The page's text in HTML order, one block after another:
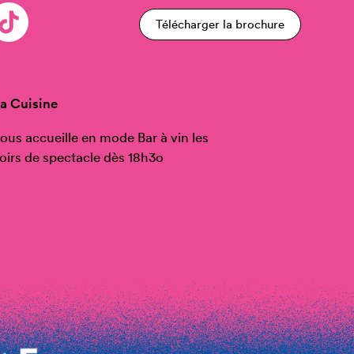
Télécharger la brochure
Cuisine
accueille en mode Bar à vin les
de spectacle dès 18h3o